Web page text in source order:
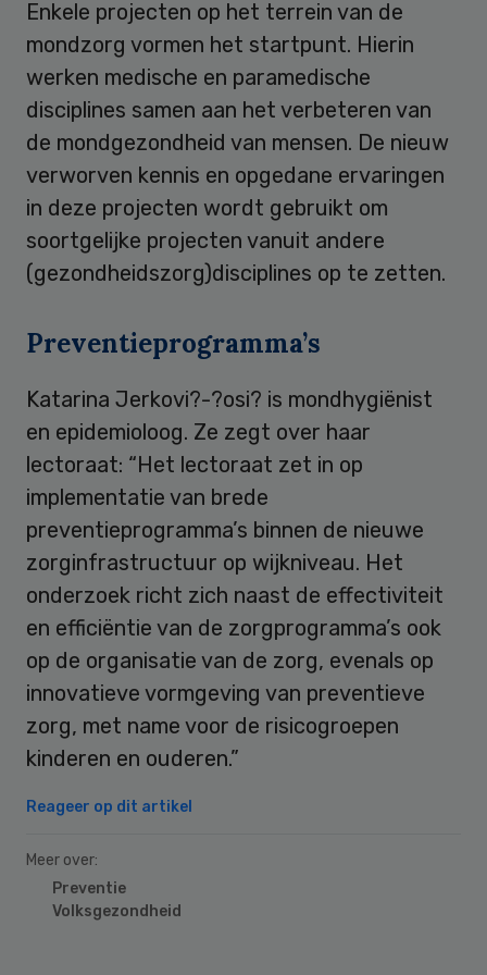
Enkele projecten op het terrein van de
mondzorg vormen het startpunt. Hierin
werken medische en paramedische
disciplines samen aan het verbeteren van
de mondgezondheid van mensen. De nieuw
verworven kennis en opgedane ervaringen
in deze projecten wordt gebruikt om
soortgelijke projecten vanuit andere
(gezondheidszorg)disciplines op te zetten.
Preventieprogramma’s
Katarina Jerkovi?-?osi? is mondhygiënist
en epidemioloog. Ze zegt over haar
lectoraat: “Het lectoraat zet in op
implementatie van brede
preventieprogramma’s binnen de nieuwe
zorginfrastructuur op wijkniveau. Het
onderzoek richt zich naast de effectiviteit
en efficiëntie van de zorgprogramma’s ook
op de organisatie van de zorg, evenals op
innovatieve vormgeving van preventieve
zorg, met name voor de risicogroepen
kinderen en ouderen.”
Reageer op dit artikel
Meer over:
Preventie
Volksgezondheid